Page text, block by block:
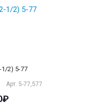
2) 5-77
Арт. 5-77,577